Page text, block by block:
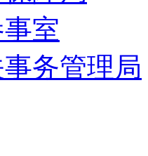
室
务管理局